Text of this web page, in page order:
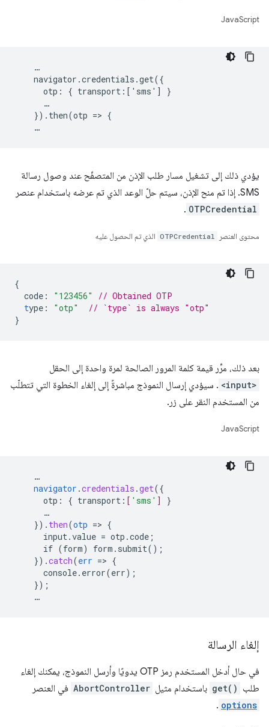
JavaScript
    …
    navigator.credentials.get({
      otp: { transport:['sms'] }
      …
    }).then(otp => {
يؤدي ذلك إلى تشغيل مسار طلب الإذن من المتصفّح عند وصول رسالة
SMS. إذا تم منح الإذن، سيتم حلّ الوعد الذي تم عرضه باستخدام عنصر
OTPCredential
.
محتوى العنصر OTPCredential الذي تم الحصول عليه
{
code : "123456"
// Obtained OTP
type : "otp"
// `type` is always "otp"
}
بعد ذلك، مرِّر قيمة كلمة المرور الصالحة لمرة واحدة إلى الحقل
<input> . سيؤدي إرسال النموذج مباشرةً إلى إلغاء الخطوة التي تتطلّب
من المستخدم النقر على زر.
JavaScript
…
navigator .credentials .get({
otp : { transport : [ 'sms' ]
}
…
}) . then(otp => {
input.value = otp.code ;
if (form) form.submit() ;
}) .catch(err => {
console.error(err) ;
});
…
إلغاء الرسالة
في حال أدخل المستخدم رمز OTP يدويًا وأرسل النموذج، يمكنك إلغاء
طلب get() باستخدام مثيل AbortController في العنصر
options
.